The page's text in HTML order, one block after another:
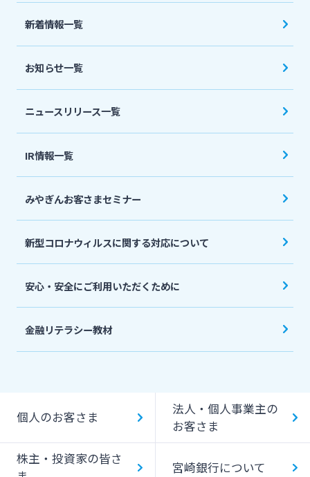
法人・個人事業主のお客さま
宮崎銀行について
ニュースリリース一覧
採用情報
お問い合わせ先一覧
新着情報一覧
お知らせ一覧
ニュースリリース一覧
IR情報一覧
みやぎんお客さまセミナー
新型コロナウィルスに関する対応について
安心・安全にご利用いただくために
金融リテラシー教材
個人のお客さま
法人・個人事業主の
お客さま
株主・投資家の皆さ
宮崎銀行について